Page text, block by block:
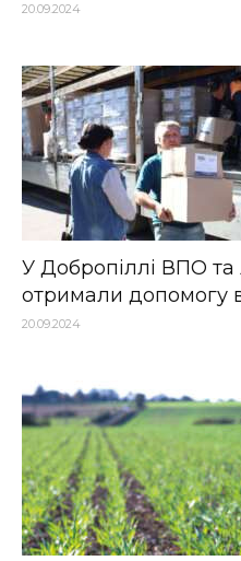
20.09.2024
У Добропіллі ВПО
отримали допомогу
20.09.2024